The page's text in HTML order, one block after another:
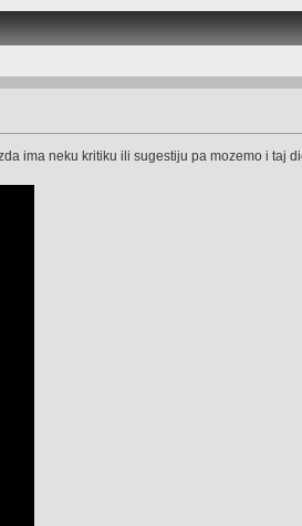
ima neku kritiku ili sugestiju pa mozemo i taj